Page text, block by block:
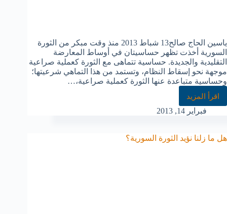
ياسين الحاج صالح13 شباط 2013 منذ وقت مبكر من الثورة
السورية أخذت تظهر حساسيتان في أوساط المعارضة
التقليدية والجديدة. حساسية تتماهى مع الثورة كعملية صراعية
موجهة نحو إسقاط النظام، وتستمد من هذا التماهي شرعيتها؛
وحساسية متباعدة عنها الثورة كعملية صراعية،…
اقرأ المزيد
فبراير 14, 2013
هل ما زلنا نؤيد الثورة السورية؟